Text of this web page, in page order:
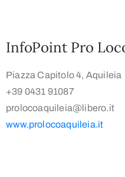
InfoPoint Pro
Piazza Capitolo 4, Aquileia
+39 0431 91087
prolocoaquileia@libero.it
www.prolocoaquileia.it